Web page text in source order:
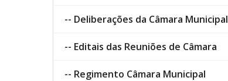
-- Deliberações da Câmara Municipal
-- Editais das Reuniões de Câmara
-- Regimento Câmara Municipal